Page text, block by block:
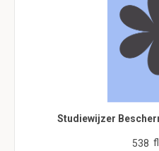
Studiewijzer
538